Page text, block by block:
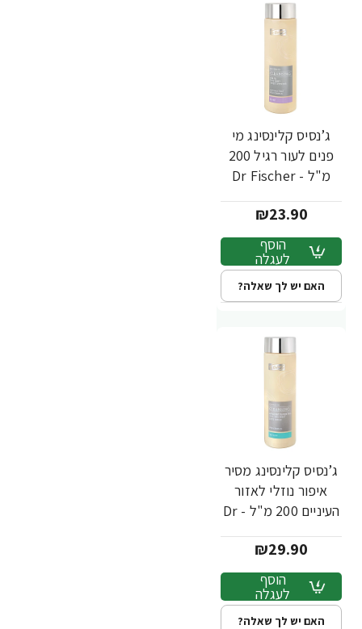
ג’נסיס קלינסינג מי
פנים לעור רגיל 200
מ"ל - Dr Fischer
₪23.90
הוסף
לעגלה
האם יש לך שאלה?
ג’נסיס קלינסינג מסיר
איפור נוזלי לאזור
העיניים 200 מ"ל - Dr
₪29.90
הוסף
לעגלה
האם יש לך שאלה?